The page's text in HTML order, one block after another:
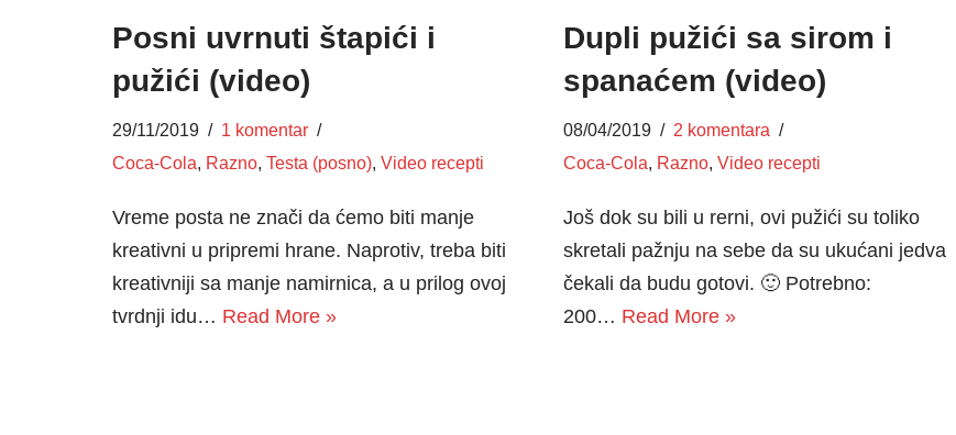
Posni uvrnuti štapići i
pužići (video)
29/11/2019
1 komentar
Coca-Cola, Razno, Testa (posno), Video recepti
Vreme posta ne znači da ćemo biti manje
kreativni u pripremi hrane. Naprotiv, treba biti
kreativniji sa manje namirnica, a u prilog ovoj
tvrdnji idu… Read More »
Dupli pužići sa sirom i
spanaćem (video)
08/04/2019
2 komentara
Coca-Cola, Razno, Video recepti
Još dok su bili u rerni, ovi pužići su toliko
skretali pažnju na sebe da su ukućani jedva
čekali da budu gotovi. 🙂 Potrebno:
200… Read More »